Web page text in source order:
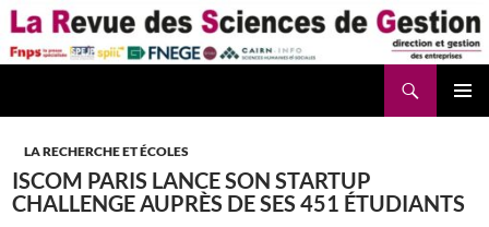
Aller
au
contenu
LA RECHERCHE ET ÉCOLES
ISCOM PARIS LANCE SON STARTUP
CHALLENGE AUPRÈS DE SES 451 ÉTUDIANTS